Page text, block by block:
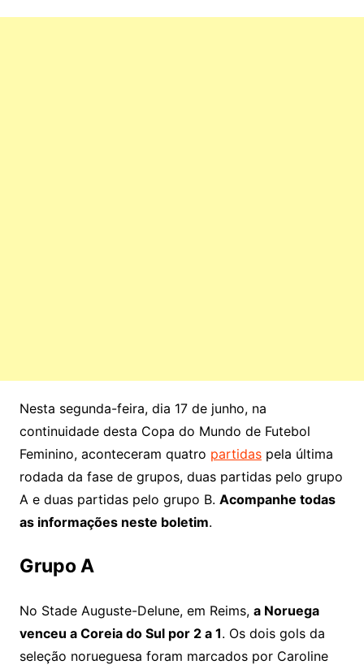
Nesta segunda-feira, dia 17 de junho, na
continuidade desta Copa do Mundo de Futebol
Feminino, aconteceram quatro partidaspela última
rodada da fase de grupos, duas partidas pelo grupo
A e duas partidas pelo grupo B. Acompanhe todas
as informações neste boletim.
Grupo A
No Stade Auguste-Delune, em Reims, a Noruega
venceu a Coreia do Sul por 2 a 1. Os dois gols da
seleção norueguesa foram marcados por Caroline